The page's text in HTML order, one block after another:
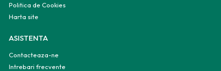
Politica de Cookies
Harta site
ASISTENTA
Contacteaza-ne
Intrebari frecvente